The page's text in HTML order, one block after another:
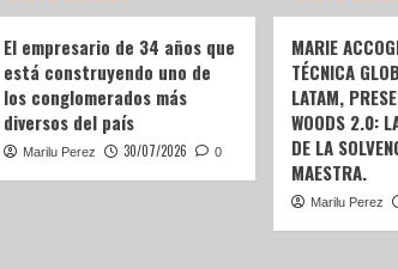
El empresario de 34 años que
está construyendo uno de
los conglomerados más
diversos del país
Marilu Perez 30/07/2026 0
MARIE
TÉCNICA
LATAM,
WOODS 2.0:
DE LA
MAESTRA.
Marilu Perez